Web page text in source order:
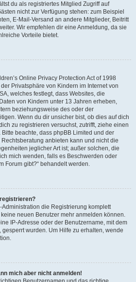
du als registriertes Mitglied Zugriff auf
nicht zur Verfügung stehen: zum Beispiel
E-Mail-Versand an andere Mitglieder, Beitritt
Wir empfehlen dir eine Anmeldung, da sie
Vorteile bietet.
Online Privacy Protection Act of 1998
Privatsphäre von Kindern im Internet von
welches festlegt, dass Websites, die
von Kindern unter 13 Jahren erheben,
beziehungsweise des oder der
Wenn du dir unsicher bist, ob dies auf dich
zu registrieren versuchst, zutrifft, ziehe einen
beachte, dass phpBB Limited und der
anbieten kann und nicht die
jeglicher Art ist; außer solchen, die
mich wenden, falls es Beschwerden oder
Forum gibt?“ behandelt werden.
Administration die Registrierung komplett
neuen Benutzer mehr anmelden können.
IP-Adresse oder der Benutzername, mit dem
wurden. Um Hilfe zu erhalten, wende
mich aber nicht anmelden!